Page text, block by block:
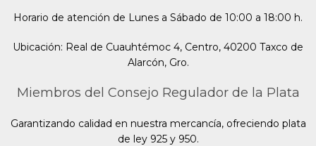
Horario de atención de Lunes a Sábado de 10:00 a 18:00 h.
Ubicación: Real de Cuauhtémoc 4, Centro, 40200 Taxco de
Alarcón, Gro.
Miembros del Consejo Regulador de la Plata
Garantizando calidad en nuestra mercancía, ofreciendo plata
de ley 925 y 950.